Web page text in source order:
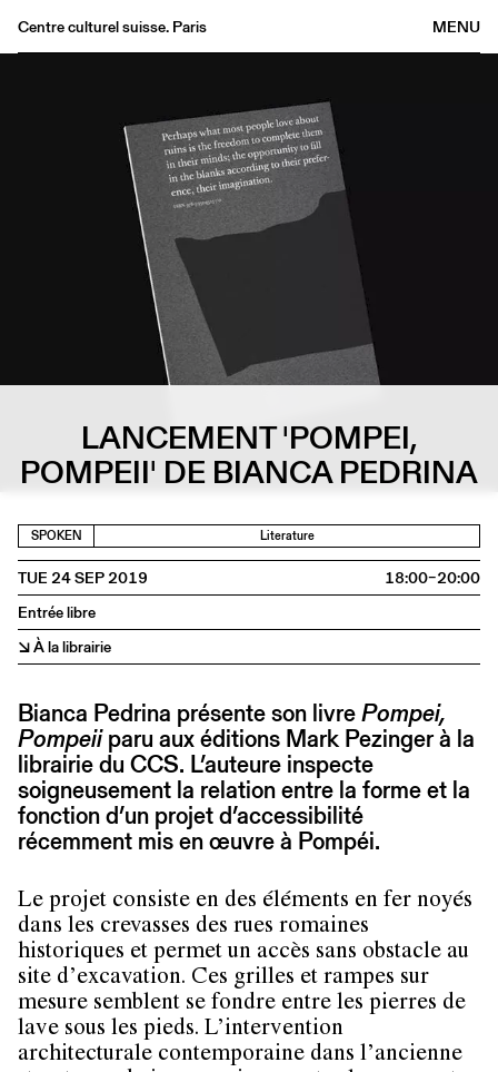
MENU
Centre culturel suisse. Paris
LANCEMENT 'POMPEI,
POMPEII' DE BIANCA PEDRINA
SPOKEN Literature
TUE 24 SEP 2019
18:00–20:00
Entrée libre
↘ À la librairie
Bianca Pedrina présente son livrePompei,
Pompeiiparu aux éditions Mark Pezinger à la
librairie du CCS. L’auteure inspecte
soigneusement la relation entre la forme et la
fonction d’un projet d’accessibilité
récemment mis en œuvre à Pompéi.
Le projet consiste en des éléments en fer noyés
dans les crevasses des rues romaines
historiques et permet un accès sans obstacle au
site d’excavation. Ces grilles et rampes sur
mesure semblent se fondre entre les pierres de
lave sous les pieds. L’intervention
architecturale contemporaine dans l’ancienne